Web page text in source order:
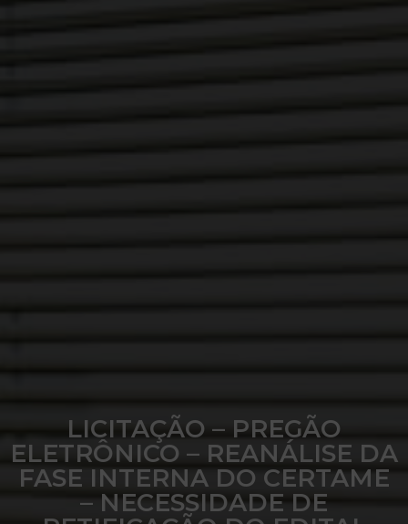
LICITAÇÃO – PREGÃO
ELETRÔNICO – REANÁLISE DA
FASE INTERNA DO CERTAME
– NECESSIDADE DE